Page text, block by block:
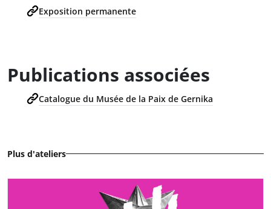
Exposition permanente
Publications associées
Catalogue du Musée de la Paix de Gernika
Plus d'ateliers